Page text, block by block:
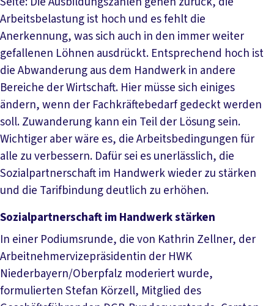
Arbeitsbelastung ist hoch und es fehlt die
Anerkennung, was sich auch in den immer weiter
gefallenen Löhnen ausdrückt. Entsprechend hoch ist
die Abwanderung aus dem Handwerk in andere
Bereiche der Wirtschaft. Hier müsse sich einiges
ändern, wenn der Fachkräftebedarf gedeckt werden
soll. Zuwanderung kann ein Teil der Lösung sein.
Wichtiger aber wäre es, die Arbeitsbedingungen für
alle zu verbessern. Dafür sei es unerlässlich, die
Sozialpartnerschaft im Handwerk wieder zu stärken
und die Tarifbindung deutlich zu erhöhen.
Sozialpartnerschaft im Handwerk stärken
In einer Podiumsrunde, die von Kathrin Zellner, der
Arbeitnehmervizepräsidentin der HWK
Niederbayern/Oberpfalz moderiert wurde,
formulierten Stefan Körzell, Mitglied des